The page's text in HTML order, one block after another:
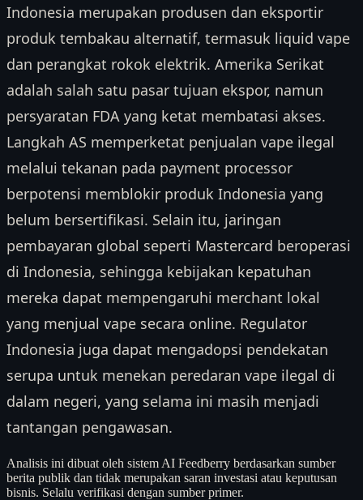
Indonesia merupakan produsen dan eksportir
produk tembakau alternatif, termasuk liquid vape
dan perangkat rokok elektrik. Amerika Serikat
adalah salah satu pasar tujuan ekspor, namun
persyaratan FDA yang ketat membatasi akses.
Langkah AS memperketat penjualan vape ilegal
melalui tekanan pada payment processor
berpotensi memblokir produk Indonesia yang
belum bersertifikasi. Selain itu, jaringan
pembayaran global seperti Mastercard beroperasi
di Indonesia, sehingga kebijakan kepatuhan
mereka dapat mempengaruhi merchant lokal
yang menjual vape secara online. Regulator
Indonesia juga dapat mengadopsi pendekatan
serupa untuk menekan peredaran vape ilegal di
dalam negeri, yang selama ini masih menjadi
tantangan pengawasan.
Analisis ini dibuat oleh sistem AI Feedberry berdasarkan sumber
berita publik dan tidak merupakan saran investasi atau keputusan
bisnis. Selalu verifikasi dengan sumber primer.